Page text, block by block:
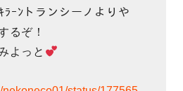
ﾗｰﾝトランシーノよりや
るぞ！
よっと